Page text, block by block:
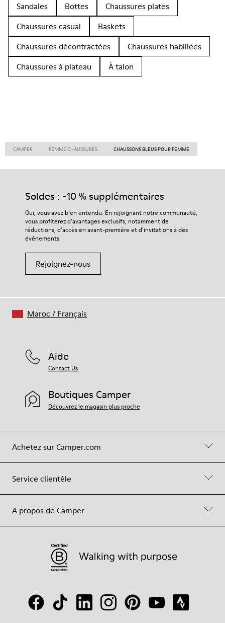
Sandales
Bottes
Chaussures plates
Chaussures casual
Baskets
Chaussures décontractées
Chaussures habillées
Chaussures à plateau
À talon
CAMPER FEMME CHAUSSURES CHAUSSONS BLEUS POUR FEMME
Soldes : -10 % supplémentaires
Oui, vous avez bien entendu. En rejoignant notre communauté,
vous profiterez d’avantages exclusifs, notamment de
réductions, d’accès en avant-première et d’invitations à des
événements.
Rejoignez-nous
Achetez sur Camper.com
Service clientèle
A propos de Camper
Aide
Contact Us
Boutiques Camper
Découvrez le magasin plus proche
Maroc / Français